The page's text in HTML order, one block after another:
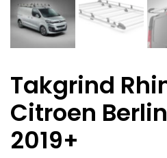
Takgrind
Citroen
2019+